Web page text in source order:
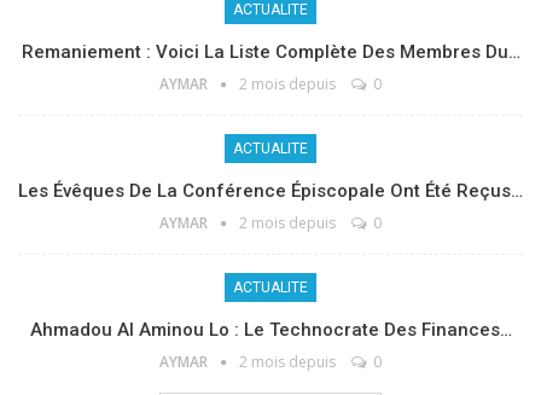
ACTUALITE
Remaniement : Voici La Liste Complète Des Membres Du…
AYMAR 2 mois depuis 0
ACTUALITE
Les Évêques De La Conférence Épiscopale Ont Été Reçus…
AYMAR 2 mois depuis 0
ACTUALITE
Ahmadou Al Aminou Lo : Le Technocrate Des Finances…
AYMAR 2 mois depuis 0